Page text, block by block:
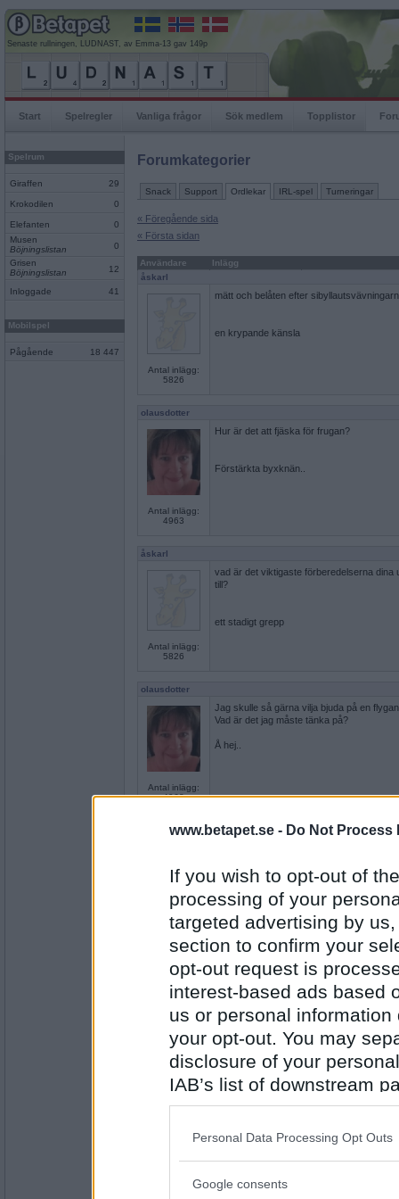
www.betapet.se - Do Not Process
If you wish to opt-out of
processing of your
targeted advertising by
section to confirm your
opt-out request is
interest-based ads based
us or personal
your opt-out. You may
disclosure of your
IAB’s list of downstream
also be disclosed by us
Downstream Participants
Please note that this
Personal Data Processing Opt Outs
Google consents
Senaste rullningen, LUDNAST, av Emma-13 gav 149p
Start Spelregler Vanliga frågor Sök medlem Topplistor
Spelrum
Giraffen 29
Krokodilen 0
Elefanten
0
Musen
Böjningslistan
0
Grisen
Böjningslistan
12
Inloggade 41
Mobilspel
Pågående 18 447
Forumkategorier
Snack Support Ordlekar IRL-spel Turneringar
« Föregående sida
« Första sidan
Användare
Inlägg
åskarl
Antal inlägg:
5826
mätt och belåten efter
en krypande känsla
olausdotter
Antal inlägg:
4963
Hur är det att fjäska för frugan?
Förstärkta byxknän..
åskarl
Antal inlägg:
5826
vad är det viktigaste förberedelserna dina
till?
ett stadigt grepp
olausdotter
Antal inlägg:
4963
Jag skulle så gärna vilja bjuda på en
Vad är det jag måste tänka på?
Å hej..
Bellarom- Ej medlem längre
Antal inlägg:
Alldeles för mycket
olausdotter
Antal inlägg:
Å du har saknat mig ?
Bellarom- Ej medlem längre